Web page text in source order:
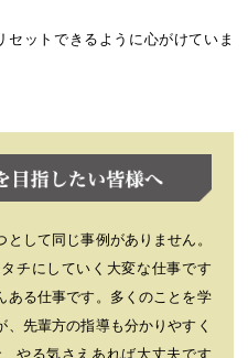
ットできるように心がけていま
して同じ事例がありません。
チにしていく大変な仕事です
ある仕事です。多くのことを学
先輩方の指導も分かりやすく
やる気さえあれば大丈夫です